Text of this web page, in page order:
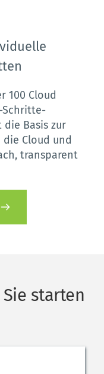
100 Cloud
Schritte-
die Basis zur
Cloud und
transparent
starten